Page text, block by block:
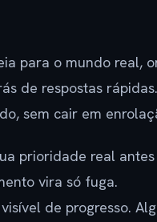
para o mundo real,
de respostas
sem cair em
prioridade real
vira só fuga.
de progresso.